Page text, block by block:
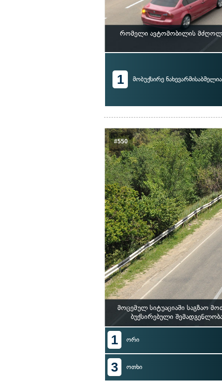
რომელი ავტომობილის მძღოლი
1 მობუქსირე
#550
მოცემულ სიტუაციაში საგზაო
ბუქსირებული
1 ორი
3 ოთხი